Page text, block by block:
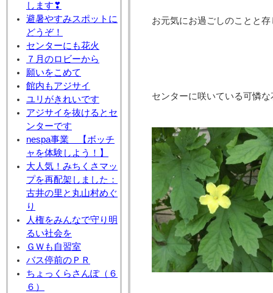
します❣
避暑やすみスポットに
どうぞ！
センターにも花火
７月のロビーから
願いをこめて
館内もアジサイ
ユリがきれいです
アジサイを抜けるとセ
ンターです
nespa事業 【ボッチ
ャを体験しよう！】
大人気！みちくさマッ
プを再配架しました：
古井の里と丸山村めぐ
り
人権をみんなで守り明
るい社会を
ＧＷも自習室
バス停前のＰＲ
ちょっくらさんぽ（６
６）
お元気にお過ごしのことと存
センターに咲いている可憐